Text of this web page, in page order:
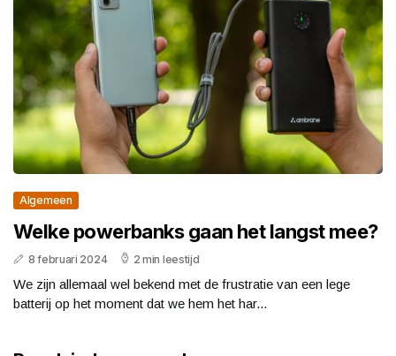
Algemeen
Welke powerbanks gaan het langst mee?
8 februari 2024 2 min leestijd
We zijn allemaal wel bekend met de frustratie van een lege
batterij op het moment dat we hem het har...